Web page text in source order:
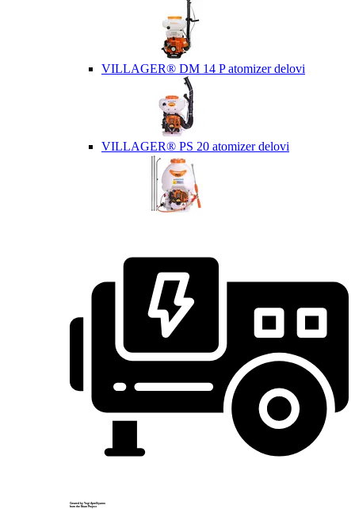
VILLAGER® DM 14 P atomizer delovi
VILLAGER® PS 20 atomizer delovi
Created by Yogi Aprelliyanto
from the Noun Project